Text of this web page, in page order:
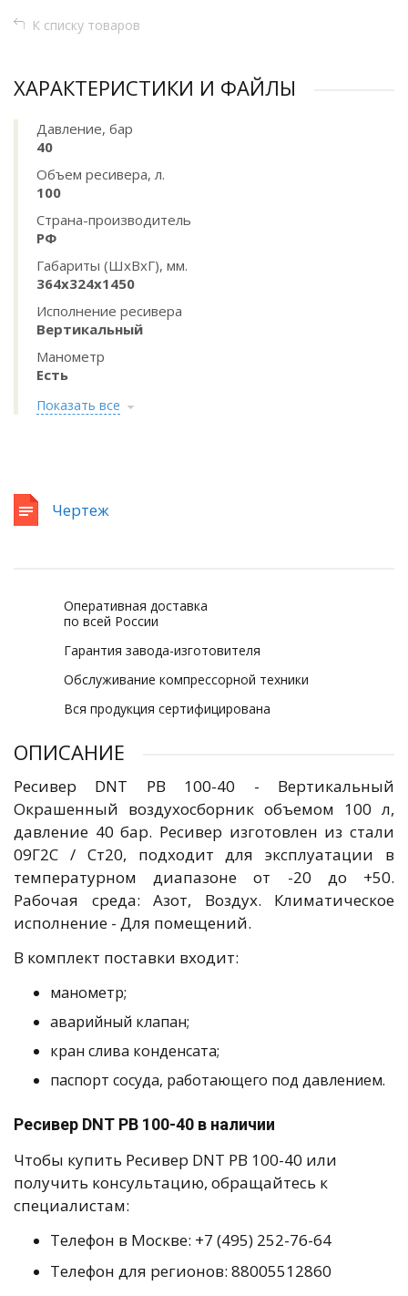
К списку товаров
ХАРАКТЕРИСТИКИ И ФАЙЛЫ
Давление, бар
40
Объем ресивера, л.
100
Страна-производитель
РФ
Габариты (ШхВхГ), мм.
364x324x1450
Исполнение ресивера
Вертикальный
Манометр
Есть
Показать все
Чертеж
Оперативная доставка
по всей России
Гарантия завода-изготовителя
Обслуживание компрессорной техники
Вся продукция сертифицирована
ОПИСАНИЕ
Ресивер DNT РВ 100-40 - Вертикальный
Окрашенный воздухосборник объемом 100 л,
давление 40 бар. Ресивер изготовлен из стали
09Г2С / Ст20, подходит для эксплуатации в
температурном диапазоне от -20 до +50.
Рабочая среда: Азот, Воздух. Климатическое
исполнение - Для помещений.
В комплект поставки входит:
манометр;
аварийный клапан;
кран слива конденсата;
паспорт сосуда, работающего под давлением.
Ресивер DNT РВ 100-40 в наличии
Чтобы купить Ресивер DNT РВ 100-40 или
получить консультацию, обращайтесь к
специалистам:
Телефон в Москве: +7 (495) 252-76-64
Телефон для регионов: 88005512860